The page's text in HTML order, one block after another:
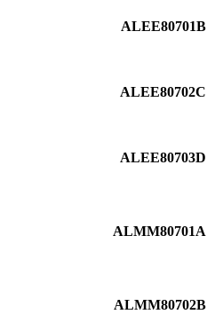
ALEE80701B
ALEE80702C
ALEE80703D
ALMM80701A
ALMM80702B